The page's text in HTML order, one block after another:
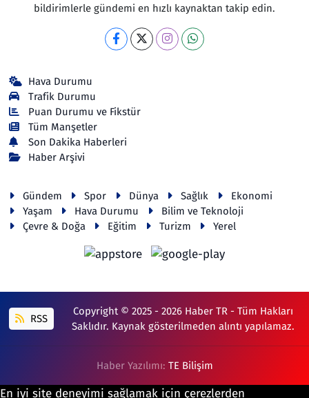
bildirimlerle gündemi en hızlı kaynaktan takip edin.
Hava Durumu
Trafik Durumu
Puan Durumu ve Fikstür
Tüm Manşetler
Son Dakika Haberleri
Haber Arşivi
Gündem Spor Dünya Sağlık
Ekonomi
Yaşam
Hava Durumu
Bilim ve Teknoloji
Çevre & Doğa
Eğitim Turizm Yerel
RSS
Copyright © 2025 - 2026 Haber TR - Tüm Hakları
Saklıdır. Kaynak gösterilmeden alıntı yapılamaz.
Haber Yazılımı: TE Bilişim
En iyi site deneyimi sağlamak için çerezlerden